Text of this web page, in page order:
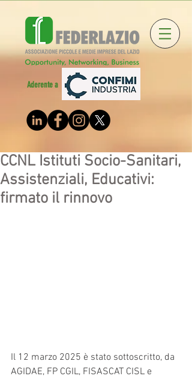
Aderente a
CCNL Istituti Socio-Sanitari,
Assistenziali, Educativi:
firmato il rinnovo
Il 12 marzo 2025 è stato sottoscritto, da
AGIDAE, FP CGIL, FISASCAT CISL e